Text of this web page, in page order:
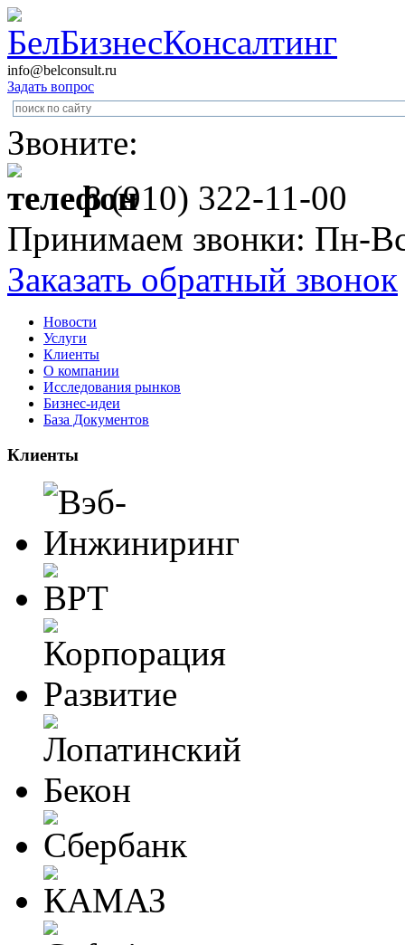
info@belconsult.ru
Задать вопрос
Звоните:
8 (910) 322-11-00
Принимаем звонки: Пн-
Заказать обратный звонок
Новости
Услуги
Клиенты
О компании
Исследования рынков
Бизнес-идеи
База Документов
Клиенты